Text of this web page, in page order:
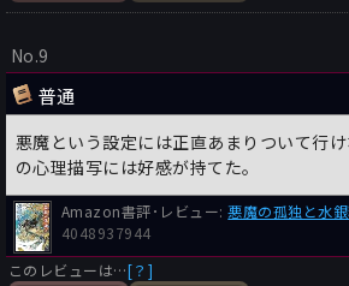
No.9
普通
悪魔という設定には正直あまりついて行
の心理描写には好感が持てた。
Amazon書評･レビュー:悪魔の孤独と水
4048937944
このレビューは…[？]